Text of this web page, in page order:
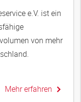
e.V. ist ein
von mehr
Mehr erfahren